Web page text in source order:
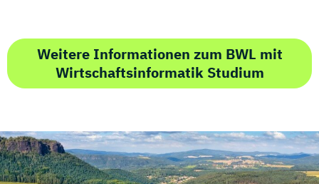
Weitere Informationen zum BWL mit
Wirtschaftsinformatik Studium